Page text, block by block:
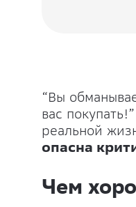
“Вы
вас
реальной
опасна
Чем